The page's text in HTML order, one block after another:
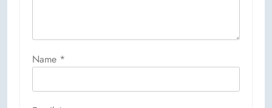
Name *